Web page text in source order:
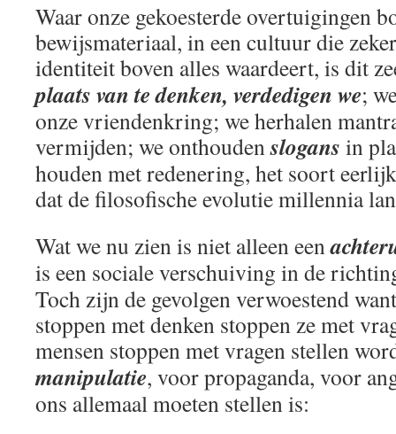
Waar onze gekoesterde overtuigingen
bewijsmateriaal, in een cultuur die
identiteit boven alles waardeert, is dit
plaats van te denken, verdedigen we;
onze vriendenkring; we herhalen
vermijden; we onthoudenslogans in
houden met redenering, het soort
dat de filosofische evolutie millennia
Wat we nu zien is niet alleen een
is een sociale verschuiving in de
Toch zijn de gevolgen verwoestend
stoppen met denken stoppen ze met
mensen stoppen met vragen stellen
manipulatie, voor propaganda, voor
ons allemaal moeten stellen is: